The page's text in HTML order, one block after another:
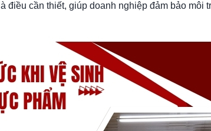
là điều cần thiết, giúp doanh nghiệp đảm bảo môi